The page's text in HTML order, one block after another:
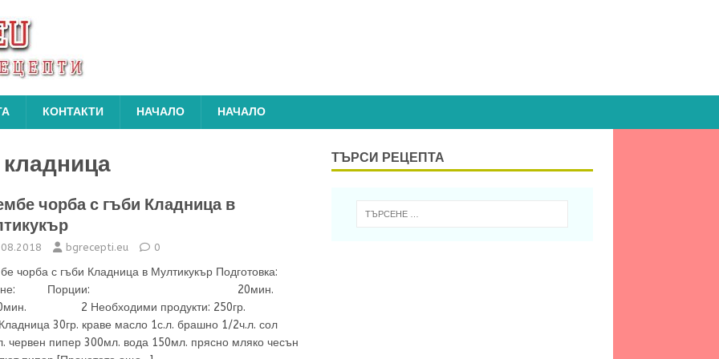
КОНТАКТИ НАЧАЛО НАЧАЛО
чорба с гъби Кладница в
bgrecepti.eu 0
чорба с гъби Кладница в Мултикукър Подготовка:
Порции: 20мин.
2 Необходими продукти: 250гр.
30гр. краве масло 1с.л. брашно 1/2ч.л. сол
червен пипер 300мл. вода 150мл. прясно мляко чесън
ТЪРСИ РЕЦЕПТА